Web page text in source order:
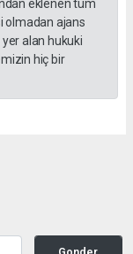
eklenen tüm
olmadan ajans
alan hukuki
hiç bir